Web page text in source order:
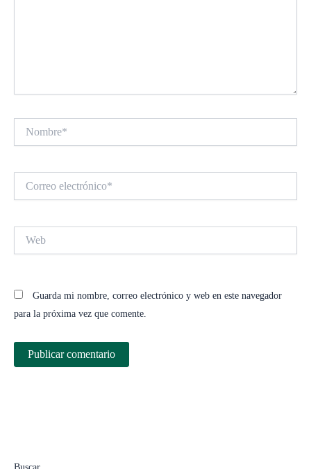
electrónico*
Guarda mi nombre, correo electrónico y web en este navegador
para la próxima vez que comente.